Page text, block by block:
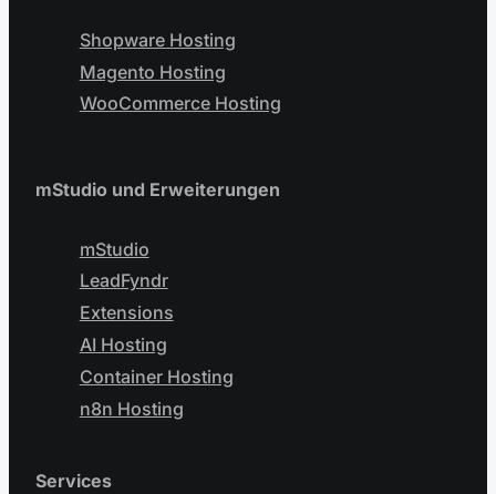
Shopware Hosting
Magento Hosting
WooCommerce Hosting
mStudio und Erweiterungen
mStudio
LeadFyndr
Extensions
AI Hosting
Container Hosting
n8n Hosting
Services